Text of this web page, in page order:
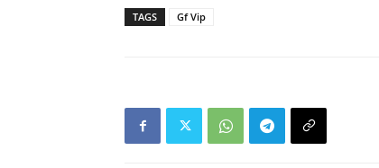
TAGS Gf Vip